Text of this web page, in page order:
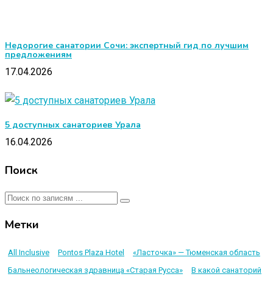
Недорогие санатории Сочи: экспертный гид по лучшим
предложениям
17.04.2026
5 доступных санаториев Урала
16.04.2026
Поиск
Метки
All Inclusive Pontos Plaza Hotel
«Ласточка» — Тюменская область
Бальнеологическая здравница «Старая Русса»
В какой санаторий